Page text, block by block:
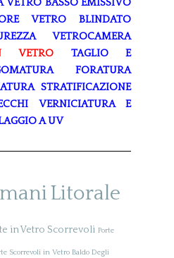
VETRO BASSO EMISSIVO
VETRO BLINDATO
VETROCAMERA
VETRO
TAGLIO E
FORATURA
STRATIFICAZIONE
VERNICIATURA E
A UV
Litorale
in Vetro Scorrevoli Porte
Scorrevoli in Vetro Baldo Degli